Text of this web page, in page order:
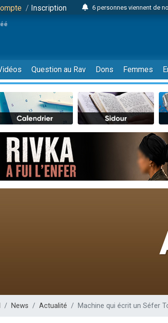
/ Inscription
6 personnes viennent de
2 personnes viennent
17 personnes viennent de
4 personnes viennent de
Il reste 49 places pour
23 personnes
Eva vient de donner son
4 personnes viennent de
3 personnes viennent de
3 personnes viennent
Odaya vient de donner son
13 personnes viennent de
12 nouvelles musiques
3 personnes viennent de
Question au Rav Dons Femmes
News Actualité Machine qui écrit un Séfer